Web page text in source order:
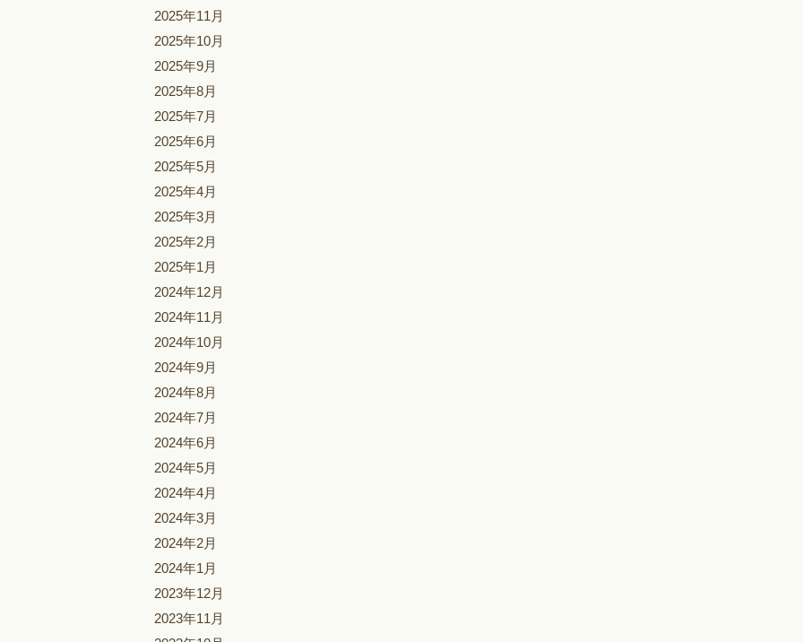
2025年11月
2025年10月
2025年9月
2025年8月
2025年7月
2025年6月
2025年5月
2025年4月
2025年3月
2025年2月
2025年1月
2024年12月
2024年11月
2024年10月
2024年9月
2024年8月
2024年7月
2024年6月
2024年5月
2024年4月
2024年3月
2024年2月
2024年1月
2023年12月
2023年11月